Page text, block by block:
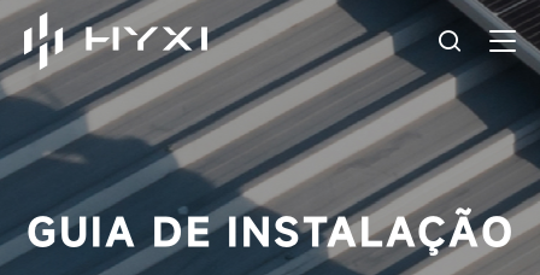
GUIA DE INSTALAÇÃO